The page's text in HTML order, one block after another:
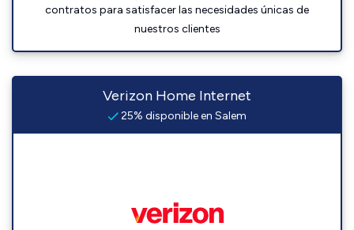
contratos para satisfacer las necesidades únicas de
nuestros clientes
Verizon Home Internet
25% disponible en Salem